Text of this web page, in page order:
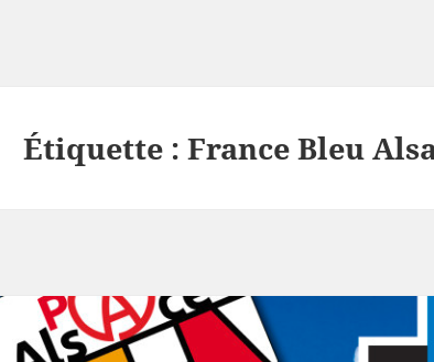
Étiquette :France Bleu